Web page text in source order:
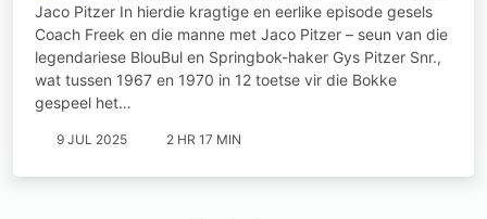
Jaco Pitzer In hierdie kragtige en eerlike episode gesels
Coach Freek en die manne met Jaco Pitzer – seun van die
legendariese BlouBul en Springbok-haker Gys Pitzer Snr.,
wat tussen 1967 en 1970 in 12 toetse vir die Bokke
gespeel het…
9 JUL 2025 2 HR 17 MIN